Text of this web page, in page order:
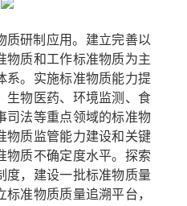
质研制应用。 建立完善以
物质和工作标准物质为主
系。实施标准物质能力提
生物医药、环境监测、食
司法等重点领域的标准物
物质监管能力建设和关键
物质不确定度水平。探索
度，建设一批标准物质量
准物质质量追溯平台，